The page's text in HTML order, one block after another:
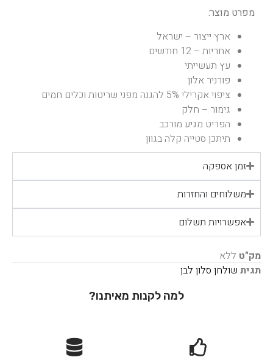
מפרט מוצר:
ארץ ייצור – ישראל
אחריות – 12 חודשים
עץ תעשייתי
פורניר אלון
ציפוי אקרילי 5% להגנה מפני שריטות וכלים חמים
גימור – חלק
הפריט מגיע מורכב
תיתכן סטייה קלה בגוון
זמן אספקה
משלוחים והחזרות
אפשרויות תשלום
מק"ט ללא
תגית שולחן סלון לבן
למה לקנות מאיתנו?